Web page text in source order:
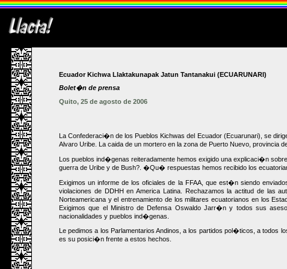
Ecuador Kichwa Llaktakunapak Jatun Tantanakui (ECUARUNARI)
Bolet�n de prensa
Quito, 25 de agosto de 2006
La Confederaci�n de los Pueblos Kichwas del Ecuador (Ecuarunari), se
Alvaro Uribe. La caida de un mortero en la zona de Puerto Nuevo,
Los pueblos ind�genas reiteradamente hemos exigido una explicaci�n
guerra de Uribe y de Bush?. �Qu� respuestas hemos recibido los
Exigimos un informe de los oficiales de la FFAA, que est�n siendo
violaciones de DDHH en America Latina. Rechazamos la actitud de las
Norteamericana y el entrenamiento de los militares ecuatorianos en los
Exigimos que el Ministro de Defensa Oswaldo Jarr�n y todos sus
nacionalidades y pueblos ind�genas.
Le pedimos a los Parlamentarios Andinos, a los partidos pol�ticos, a
es su posici�n frente a estos hechos.